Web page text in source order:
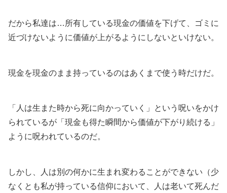
だから私達は…所有している現金の価値を下げて、ゴミに
近づけないように価値が上がるようにしないといけない。
現金を現金のまま持っているのはあくまで使う時だけだ。
「人は生また時から死に向かっていく」という呪いをかけ
られているが「現金も得た瞬間から価値が下がり続ける」
ように呪われているのだ。
しかし、人は別の何かに生まれ変わることができない（少
なくとも私が持っている信仰において、人は老いて死んだ